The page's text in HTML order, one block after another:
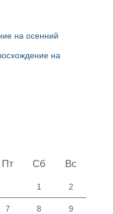
на осенний
на
Пт Сб Вс
1 2
7 8 9